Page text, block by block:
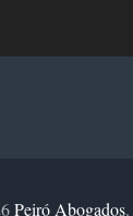
Peiró Abogados.